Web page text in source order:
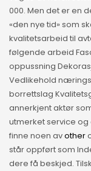
000. Men det er en
«den nye tid» som
kvalitetsarbeid til
følgende arbeid
oppussning
Vedlikehold
borrettslag
annerkjent aktør
utmerket service og
finne noen avother
står oppført som
dere få beskjed.